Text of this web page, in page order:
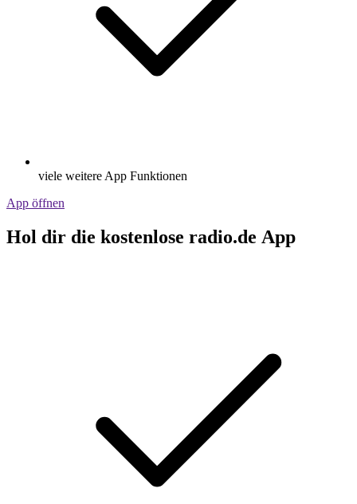
viele weitere App Funktionen
App öffnen
Hol dir die kostenlose radio.de App